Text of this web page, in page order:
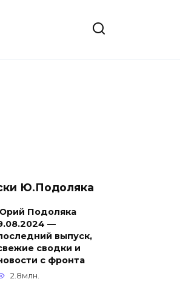
Ю.Подоляка
Подоляка
—
выпуск,
сводки и
с фронта
2.8млн.